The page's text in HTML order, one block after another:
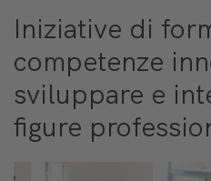
Iniziative di
competenze
sviluppare e
figure